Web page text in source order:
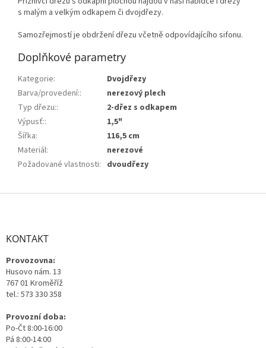
s malým a velkým odkapem či dvojdřezy.
Samozřejmostí je obdržení dřezu včetně odpovídajícího sifonu.
Doplňkové parametry
Kategorie:
Dvojdřezy
Barva/provedení::
nerezový plech
Typ dřezu::
2-dřez s odkapem
Výpusť::
1,5"
Šířka:
116,5 cm
Materiál:
nerezové
Požadované vlastnosti: dvoudřezy
Z
KONTAKT
Provozovna:
Husovo nám. 13
767 01 Kroměříž
tel.: 573 330 358
Provozní doba:
Po-Čt 8:00-16:00
Pá 8:00-14:00